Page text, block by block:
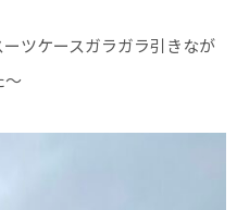
ツケースガラガラ引きなが
～